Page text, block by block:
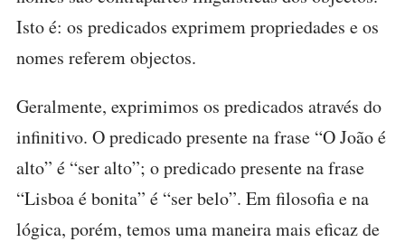
Isto é: os predicados exprimem propriedades e os
nomes referem objectos.
Geralmente, exprimimos os predicados através do
infinitivo. O predicado presente na frase “O João é
alto” é “ser alto”; o predicado presente na frase
“Lisboa é bonita” é “ser belo”. Em filosofia e na
lógica, porém, temos uma maneira mais eficaz de